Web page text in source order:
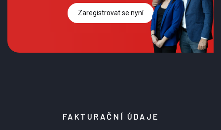
Zaregistrovat se nyní
FAKTURAČNÍ ÚDAJE